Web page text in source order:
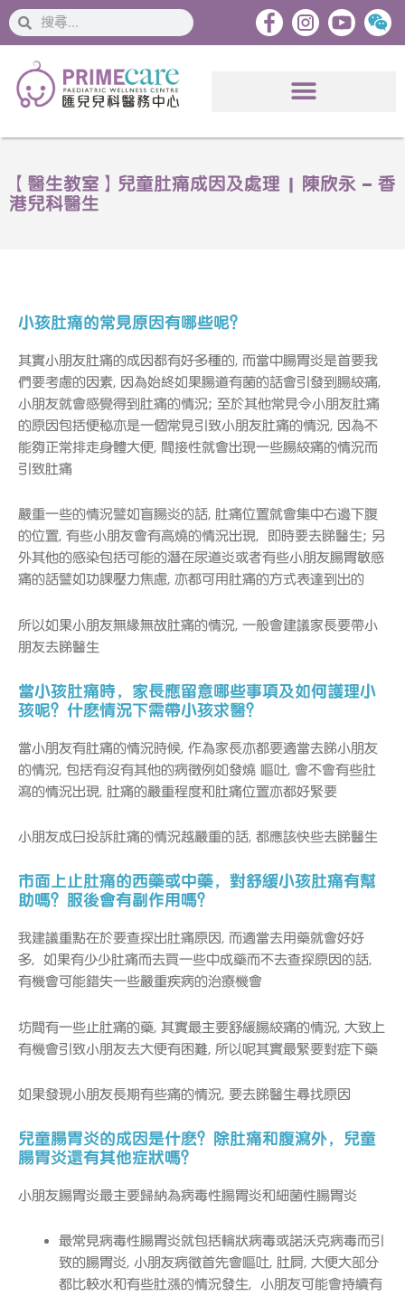
搜
索
搜
索
【醫生教室】兒童肚痛成因及處理 | 陳欣永 – 香
港兒科醫生
小孩肚痛的常見原因有哪些呢？
其實小朋友肚痛的成因都有好多種的, 而當中腸胃炎是首要我
們要考慮的因素, 因為始終如果腸道有菌的話會引發到腸絞痛,
小朋友就會感覺得到肚痛的情況; 至於其他常見令小朋友肚痛
的原因包括便秘亦是一個常見引致小朋友肚痛的情況, 因為不
能夠正常排走身體大便, 間接性就會出現一些腸絞痛的情況而
引致肚痛
嚴重一些的情況譬如盲腸炎的話, 肚痛位置就會集中右邊下腹
的位置, 有些小朋友會有高燒的情況出現, 即時要去睇醫生; 另
外其他的感染包括可能的潛在尿道炎或者有些小朋友腸胃敏感
痛的話譬如功課壓力焦慮, 亦都可用肚痛的方式表達到出的
所以如果小朋友無緣無故肚痛的情況, 一般會建議家長要帶小
朋友去睇醫生
當小孩肚痛時，家長應留意哪些事項及如何護理小
孩呢？什麽情況下需帶小孩求醫？
當小朋友有肚痛的情況時候, 作為家長亦都要適當去睇小朋友
的情況, 包括有沒有其他的病徵例如發燒 嘔吐, 會不會有些肚
瀉的情況出現, 肚痛的嚴重程度和肚痛位置亦都好緊要
小朋友成日投訴肚痛的情況越嚴重的話, 都應該快些去睇醫生
市面上止肚痛的西藥或中藥，對舒緩小孩肚痛有幫
助嗎？服後會有副作用嗎？
我建議重點在於要查探出肚痛原因, 而適當去用藥就會好好
多, 如果有少少肚痛而去買一些中成藥而不去查探原因的話,
有機會可能錯失一些嚴重疾病的治療機會
坊間有一些止肚痛的藥, 其實最主要舒緩腸絞痛的情況, 大致上
有機會引致小朋友去大便有困難, 所以呢其實最緊要對症下藥
如果發現小朋友長期有些痛的情況, 要去睇醫生尋找原因
兒童腸胃炎的成因是什麽？除肚痛和腹瀉外，兒童
腸胃炎還有其他症狀嗎？
小朋友腸胃炎最主要歸納為病毒性腸胃炎和細菌性腸胃炎
最常見病毒性腸胃炎就包括輪狀病毒或諾沃克病毒而引
致的腸胃炎, 小朋友病徵首先會嘔吐, 肚屙, 大便大部分
都比較水和有些肚漲的情況發生, 小朋友可能會持續有